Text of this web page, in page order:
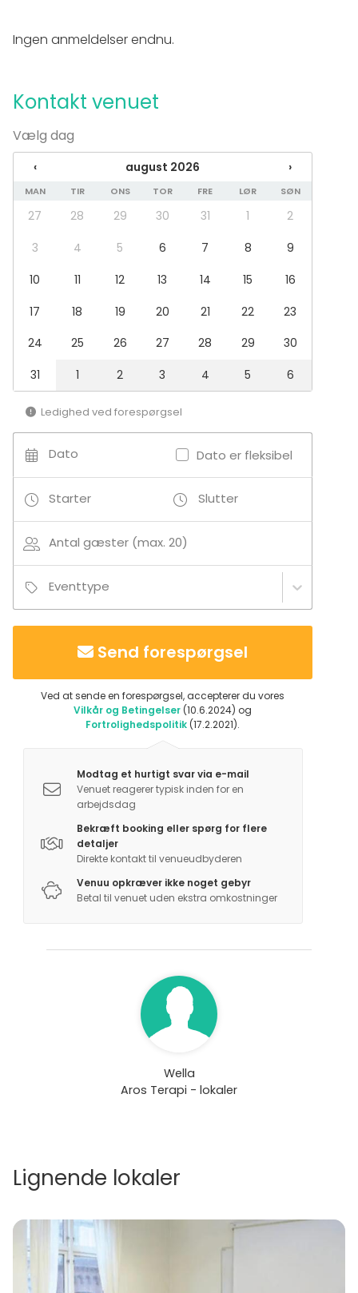
Whiteboard / Flip chart
Bryllup
Møde
Konference / Kursus
Messe / Udstilling
Julefrokost
Firmaarrangement
Barnedåb / Konfirmation
Lokaletype
Klasseværelse
Have
Aktiviteter
Udendørsaktiviteter
Ingen anmeldelser endnu.
Kontakt venuet
Vælg dag
‹ august 2026 ›
MAN TIR ONS TOR FRE LØR SØN
27 28 29 30 31 1
2
3
4 5 6 7 8
9
10
11 12 13 14 15
16
17
18 19 20 21 22
23
24
25 26 27 28 29
30
31
1 2 3 4 5 6
Ledighed ved forespørgsel
Dato Dato er fleksibel
Starter Slutter
Antal gæster (max. 20)
Eventtype
Send forespørgsel
Ved at sende en forespørgsel, accepterer du vores
Vilkår og Betingelser (10.6.2024) og
Fortrolighedspolitik (17.2.2021).
Modtag et hurtigt svar via e-mail
Venuet reagerer typisk inden for en
arbejdsdag
Bekræft booking eller spørg for flere
detaljer
Direkte kontakt til venueudbyderen
Venuu opkræver ikke noget gebyr
Betal til venuet uden ekstra omkostninger
Wella
Aros Terapi - lokaler
Lignende lokaler